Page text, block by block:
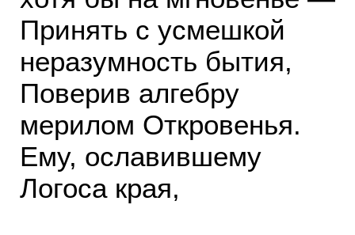
Принять с усмешкой
неразумность бытия,
Поверив алгебру
мерилом Откровенья.
Ему, ославившему
Логоса края,